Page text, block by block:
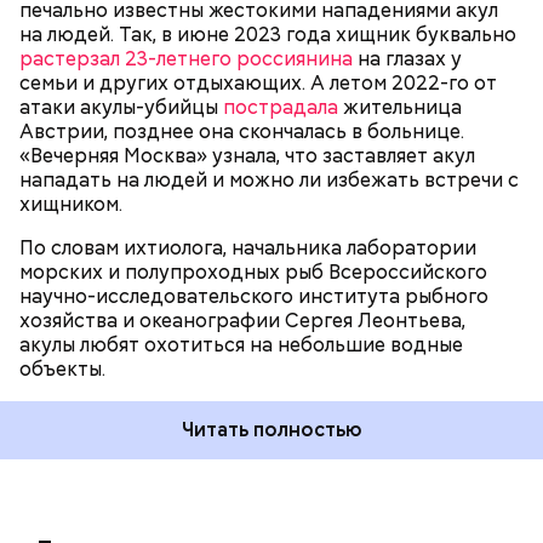
печально известны жестокими нападениями акул
на людей. Так, в июне 2023 года хищник буквально
растерзал 23-летнего россиянина на глазах у
семьи и других отдыхающих. А летом 2022-го от
атаки акулы-убийцы пострадалажительница
Австрии, позднее она скончалась в больнице.
«Вечерняя Москва» узнала, что заставляет акул
нападать на людей и можно ли избежать встречи с
хищником.
По словам ихтиолога, начальника лаборатории
морских и полупроходных рыб Всероссийского
научно-исследовательского института рыбного
хозяйства и океанографии Сергея Леонтьева,
акулы любят охотиться на небольшие водные
объекты.
Читать полностью
Собеседник «Вечерней Москвы» отметил, что еще
несколько лет назад о таких походах даже мечтать
не приходилось, но сегодня это вполне
гидом.
— Ко всем этим рейтингам и часам нужно
относиться скептически, ведь все эти оценки
экспертов, заключения, предположения
ангажированы. Такие заявления кому-то выгодны,
— пояснил эксперт.